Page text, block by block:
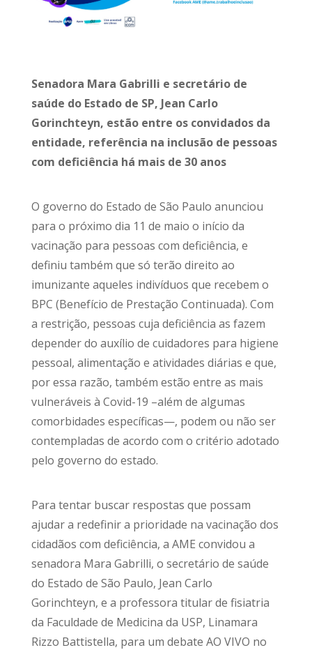
Senadora Mara Gabrilli e secretário de
saúde do Estado de SP, Jean Carlo
Gorinchteyn, estão entre os convidados da
entidade, referência na inclusão de pessoas
com deficiência há mais de 30 anos
O governo do Estado de São Paulo anunciou
para o próximo dia 11 de maio o início da
vacinação para pessoas com deficiência, e
definiu também que só terão direito ao
imunizante aqueles indivíduos que recebem o
BPC (Benefício de Prestação Continuada). Com
a restrição, pessoas cuja deficiência as fazem
depender do auxílio de cuidadores para higiene
pessoal, alimentação e atividades diárias e que,
por essa razão, também estão entre as mais
vulneráveis à Covid-19 –além de algumas
comorbidades específicas—, podem ou não ser
contempladas de acordo com o critério adotado
pelo governo do estado.
Para tentar buscar respostas que possam
ajudar a redefinir a prioridade na vacinação dos
cidadãos com deficiência, a AME convidou a
senadora Mara Gabrilli, o secretário de saúde
do Estado de São Paulo, Jean Carlo
Gorinchteyn, e a professora titular de fisiatria
da Faculdade de Medicina da USP, Linamara
Rizzo Battistella, para um debate AO VIVO no